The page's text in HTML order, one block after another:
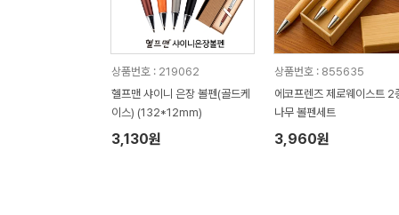
상품번호 : 219062
헬프맨 샤이니 은장 볼펜(골드케
이스) (132*12mm)
3,130원
상품번호 : 855635
에코프렌즈 제로웨이스트 2
나무 볼펜세트
3,960원